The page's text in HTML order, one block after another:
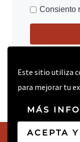
Este sitio utiliza
para mejorar tu
MÁS
ACEPTA
Consiento